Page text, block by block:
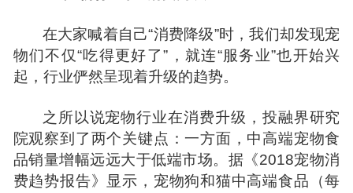
在大家喊着自己“消费降级”时，我们却发现宠
物们不仅“吃得更好了”，就连“服务业”也开始兴
起，行业俨然呈现着升级的趋势。
之所以说宠物行业在消费升级，投融界研究
院观察到了两个关键点：一方面 ，中高端宠物食
品销量增幅远远大于低端市场。据《2018宠物消
费趋势报告》显示，宠物狗和猫中高端食品（每